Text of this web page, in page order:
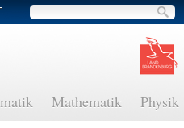
Suche
Mathematik Physik